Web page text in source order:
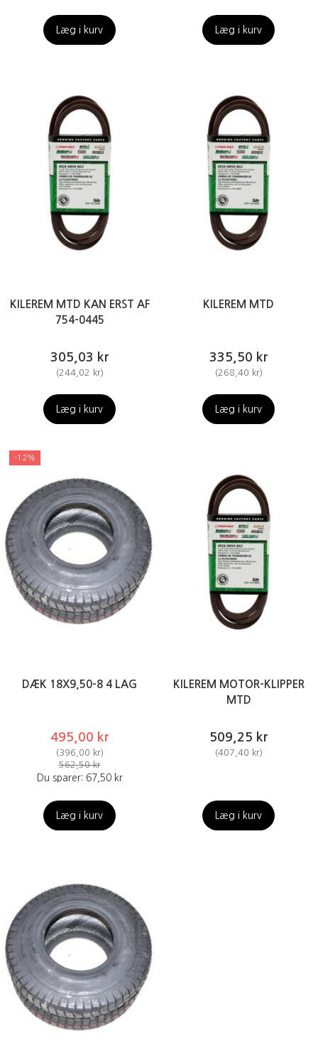
Læg i kurv Læg i kurv
KILEREM MTD KAN ERST AF
754-0445
305,03 kr
(244,02 kr)
Læg i kurv
KILEREM MTD
335,50 kr
(268,40 kr)
Læg i kurv
-12%
DÆK 18X9,50-8 4 LAG
495,00 kr
(396,00 kr)
562,50 kr
Du sparer: 67,50 kr
Læg i kurv
KILEREM MOTOR-KLIPPER
MTD
509,25 kr
(407,40 kr)
Læg i kurv